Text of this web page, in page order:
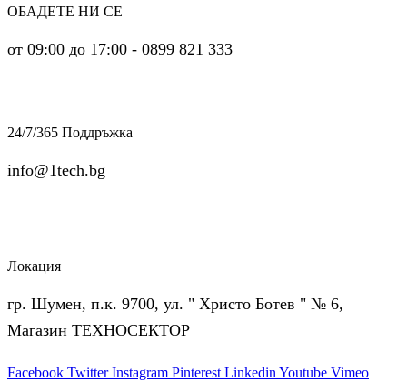
ОБАДЕТЕ НИ СЕ
от 09:00 до 17:00 - 0899 821 333
24/7/365 Поддръжка
info@1tech.bg
Локация
гр. Шумен, п.к. 9700, ул. " Христо Ботев " № 6,
Магазин ТЕХНОСЕКТОР
Facebook Twitter Instagram Pinterest Linkedin Youtube Vimeo